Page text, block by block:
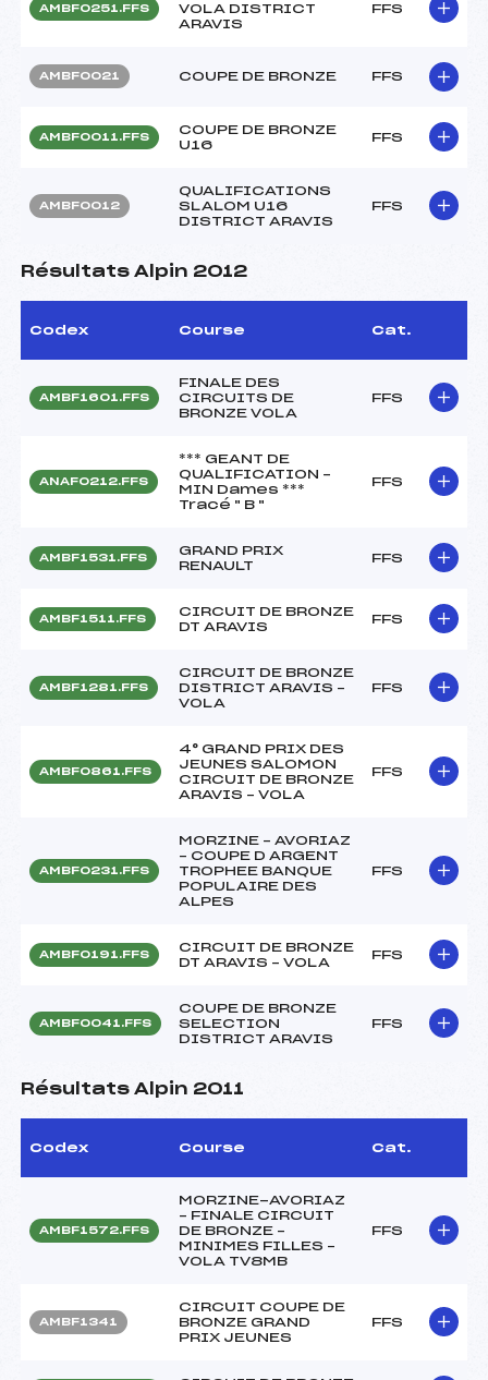
AMBF0251.FFS
VOLA DISTRICT
ARAVIS
FFS
AMBF0021 COUPE DE BRONZE FFS
AMBF0011.FFS
COUPE DE BRONZE
U16
FFS
AMBF0012
QUALIFICATIONS
SLALOM U16
DISTRICT ARAVIS
FFS
Résultats Alpin 2012
Codex Course Cat.
AMBF1601.FFS
FINALE DES
CIRCUITS DE
BRONZE VOLA
FFS
ANAF0212.FFS
*** GEANT DE
QUALIFICATION –
MIN Dames ***
Tracé " B "
FFS
AMBF1531.FFS
GRAND PRIX
RENAULT
FFS
AMBF1511.FFS
CIRCUIT DE BRONZE
DT ARAVIS
FFS
AMBF1281.FFS
CIRCUIT DE BRONZE
DISTRICT ARAVIS –
VOLA
FFS
AMBF0861.FFS
4° GRAND PRIX DES
JEUNES SALOMON
CIRCUIT DE BRONZE
ARAVIS – VOLA
FFS
AMBF0231.FFS
MORZINE – AVORIAZ
– COUPE D ARGENT
TROPHEE BANQUE
POPULAIRE DES
ALPES
FFS
AMBF0191.FFS
CIRCUIT DE BRONZE
DT ARAVIS – VOLA
FFS
AMBF0041.FFS
COUPE DE BRONZE
SELECTION
DISTRICT ARAVIS
FFS
Résultats Alpin 2011
Codex Course Cat.
AMBF1572.FFS
MORZINE-AVORIAZ
– FINALE CIRCUIT
DE BRONZE –
MINIMES FILLES –
VOLA TV8MB
FFS
AMBF1341
CIRCUIT COUPE DE
BRONZE GRAND
PRIX JEUNES
FFS